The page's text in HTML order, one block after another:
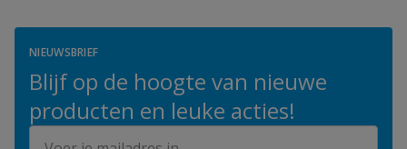
NIEUWSBRIEF
Blijf op de hoogte van nieuwe
producten en leuke acties!